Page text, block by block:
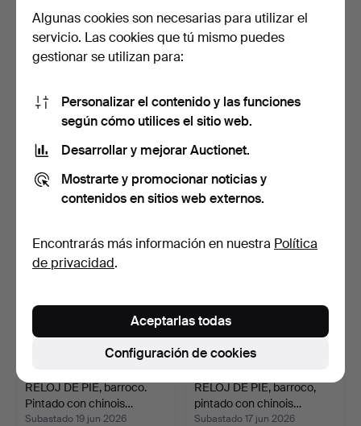
RELOJ DE PIE, imperio,
Inglaterra, primera…
Subastado 19 jun 2026
129 USD
RELOJ DE PULSERA y
Subastado 19 jun 2026
32 USD
RELOJ DE PIE, barroco.
Pintado con chinois…
Subastado 19 jun 2026
RELOJ DE PIE, barroco,
pintado con chinois…
Subastado 17 jun 2026
Algunas cookies son necesarias para utilizar el
servicio. Las cookies que tú mismo puedes
gestionar se utilizan para:
Personalizar el contenido y las funciones
según cómo utilices el sitio web.
Desarrollar y mejorar Auctionet.
Mostrarte y promocionar noticias y
contenidos en sitios web externos.
Encontrarás más información en nuestra Política
de privacidad.
Configuración de cookies
Aceptarlas todas